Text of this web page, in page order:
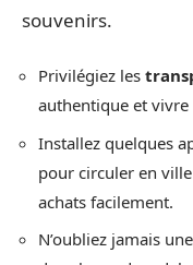
souvenirs.
Privilégiez les
authentique et vivre
Installez quelques
pour circuler en
achats facilement.
N’oubliez jamais une